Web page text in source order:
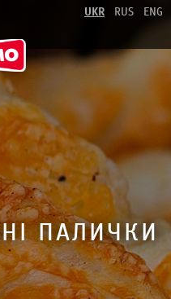
UKR RUS ENG
ПАЛИЧКИ